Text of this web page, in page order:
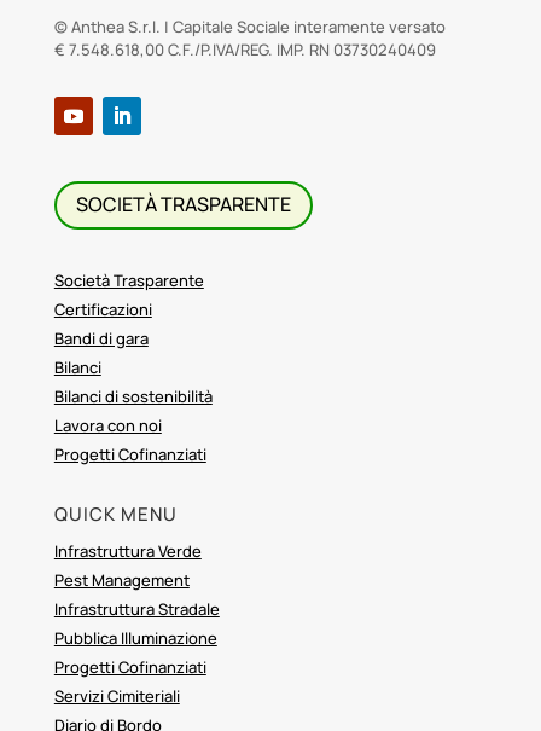
© Anthea S.r.l. | Capitale Sociale interamente versato
€ 7.548.618,00 C.F./P.IVA/REG. IMP. RN 03730240409
SOCIETÀ TRASPARENTE
Società Trasparente
Certificazioni
Bandi di gara
Bilanci
Bilanci di sostenibilità
Lavora con noi
Progetti Cofinanziati
QUICK MENU
Infrastruttura Verde
Pest Management
Infrastruttura Stradale
Pubblica Illuminazione
Progetti Cofinanziati
Servizi Cimiteriali
Diario di Bordo